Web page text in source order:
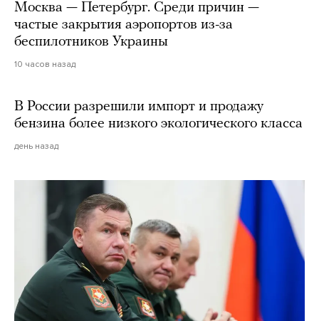
Москва — Петербург. Среди причин —
частые закрытия аэропортов из-за
беспилотников Украины
10 часов назад
В России разрешили импорт и продажу
бензина более низкого экологического класса
день назад